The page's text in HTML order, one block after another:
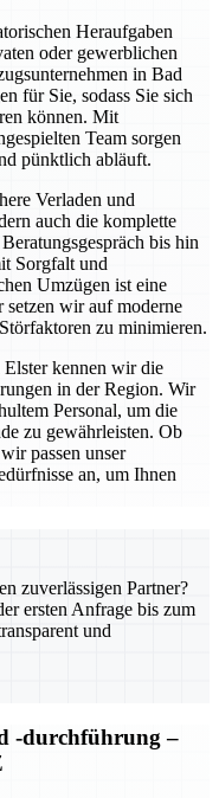
Heraufgaben
oder gewerblichen
in Bad
für Sie, sodass Sie sich
können. Mit
Team sorgen
pünktlich abläuft.
Verladen und
auch die komplette
bis hin
Sorgfalt und
Umzügen ist eine
setzen wir auf moderne
zu minimieren.
kennen wir die
in der Region. Wir
Personal, um die
zu gewährleisten. Ob
passen unser
an, um Ihnen
zuverlässigen Partner?
ersten Anfrage bis zum
und
-durchführung –